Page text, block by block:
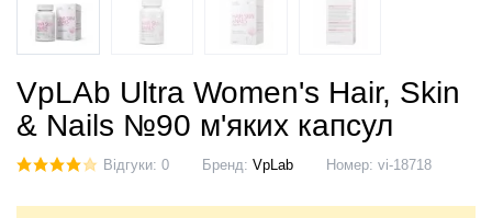
VpLAb Ultra Women's Hair, Skin
& Nails №90 м'яких капсул
Відгуки: 0 Бренд: VpLab Номер: vi-18718